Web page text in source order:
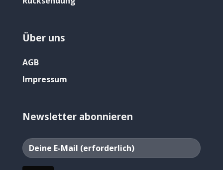
Über uns
AGB
Impressum
Newsletter abonnieren